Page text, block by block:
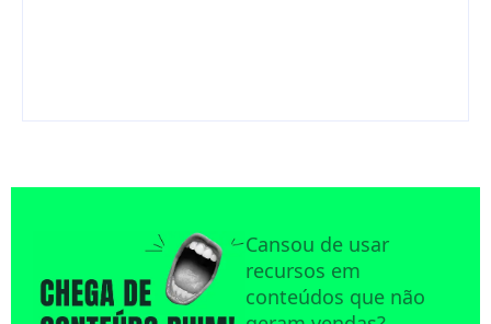
Cansou de usar
recursos em
conteúdos que não